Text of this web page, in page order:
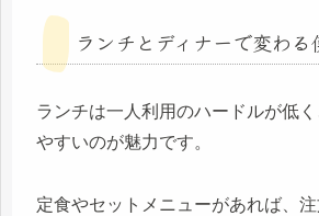
ランチとディナーで変わる
ランチは一人利用のハードルが低
やすいのが魅力です。
定食やセットメニューがあれば、注